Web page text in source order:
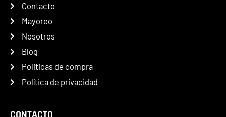
Contacto
Mayoreo
Nosotros
Blog
Politicas de compra
Política de privacidad